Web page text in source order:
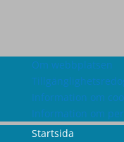
Om webbplatsen
Information om
Information om
Startsida